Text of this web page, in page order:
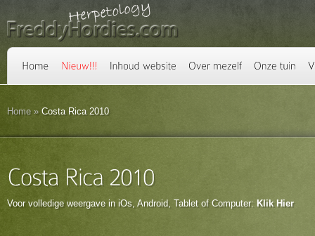
Home » Costa Rica 2010
Voor volledige weergave in iOs, Android, Tablet of Computer: Klik Hier